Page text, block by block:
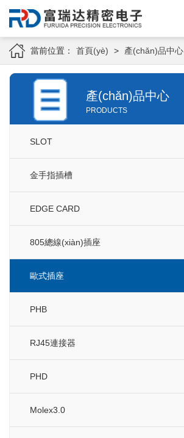
當前位置： 首頁(yè) > 產(chǎn)品中心
產(chǎn)品中心
PRODUCTS
SLOT
金手指插槽
EDGE CARD
805總線(xiàn)插座
歐式插座
PHB
RJ45連接器
PHD
Molex3.0